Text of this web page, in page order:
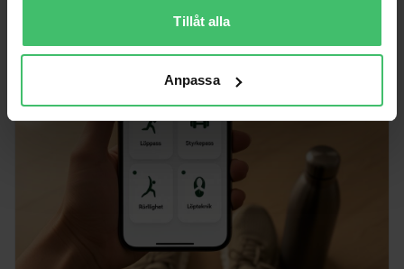
Tillåt alla
Anpassa